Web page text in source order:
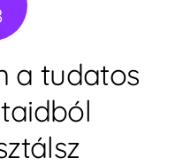
a tudatos